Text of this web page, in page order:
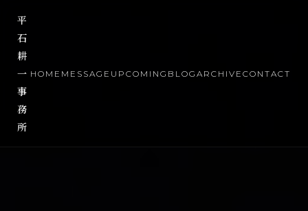
平
石
耕
一
事
務
所
HOME MESSAGE UPCOMING BLOG ARCHIVE CONTACT